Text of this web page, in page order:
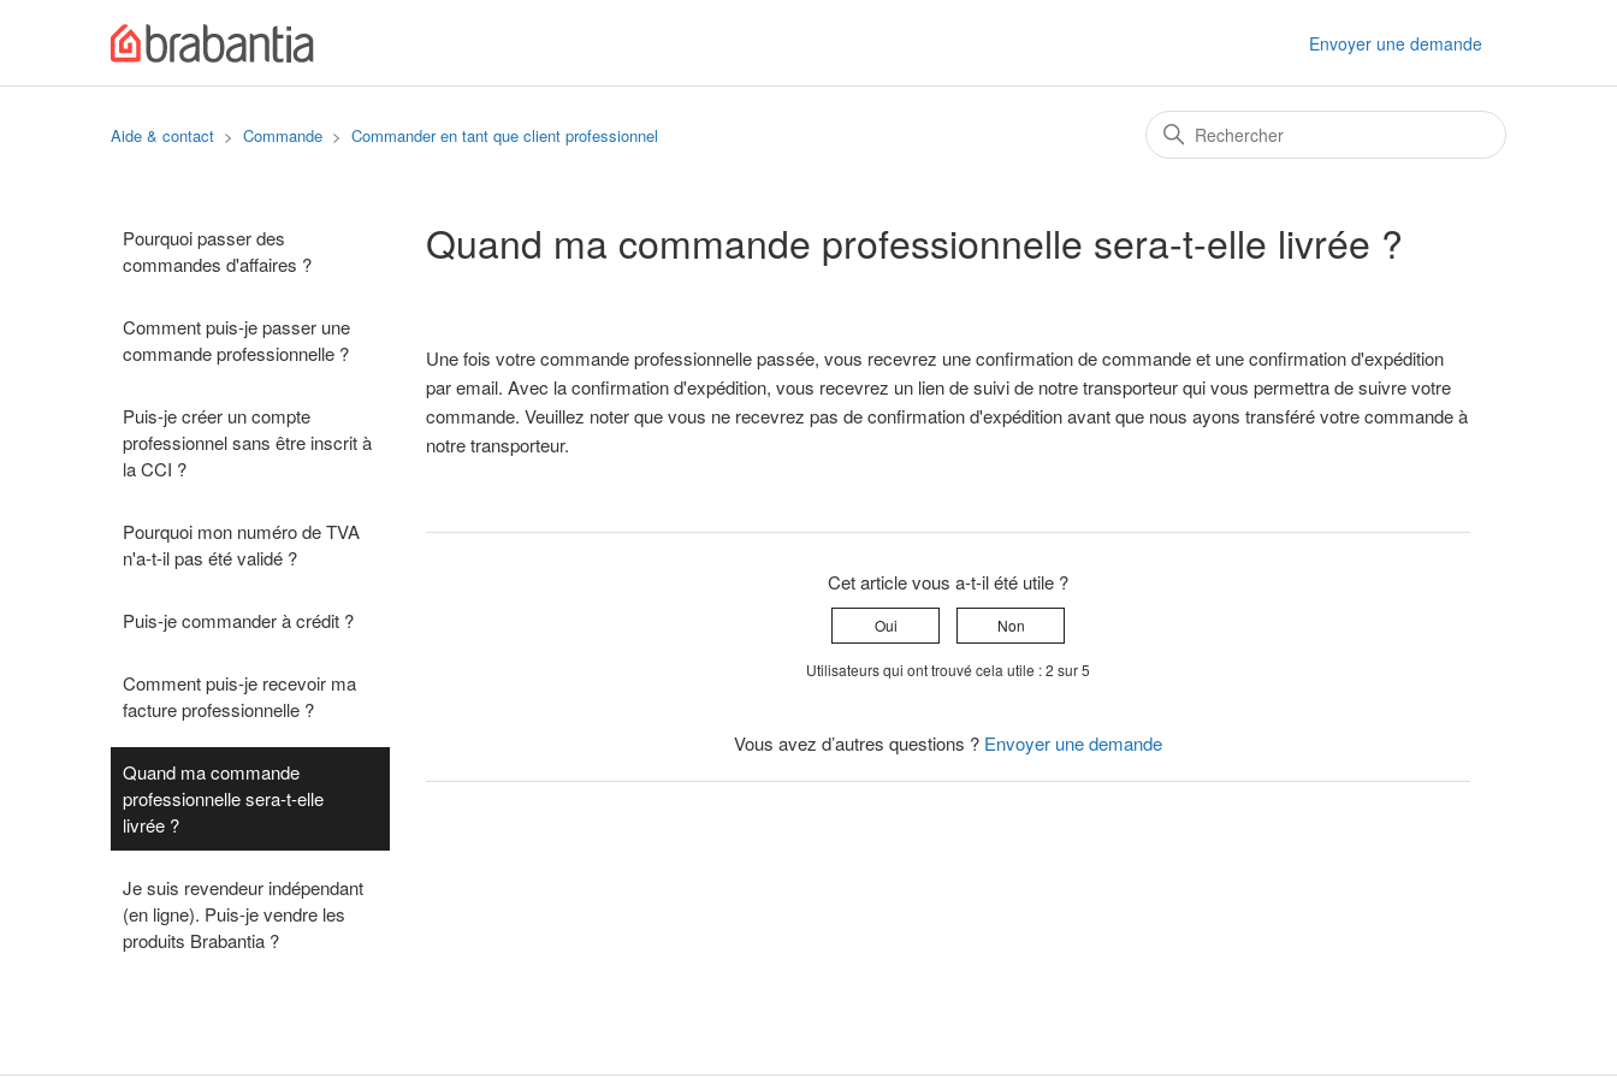
Envoyer une demande
Aide & contact Commande Commander en tant que client professionnel
Pourquoi passer des
commandes d'affaires ?
Comment puis-je passer une
commande professionnelle ?
Puis-je créer un compte
professionnel sans être inscrit à
la CCI ?
Pourquoi mon numéro de TVA
n'a-t-il pas été validé ?
Puis-je commander à crédit ?
Comment puis-je recevoir ma
facture professionnelle ?
Quand ma commande
professionnelle sera-t-elle
livrée ?
Je suis revendeur indépendant
(en ligne). Puis-je vendre les
produits Brabantia ?
Quand ma commande professionnelle sera-t-elle livrée ?
Une fois votre commande professionnelle passée, vous recevrez une confirmation de commande et une confirmation d'expédition
par email. Avec la confirmation d'expédition, vous recevrez un lien de suivi de notre transporteur qui vous permettra de suivre votre
commande. Veuillez noter que vous ne recevrez pas de confirmation d'expédition avant que nous ayons transféré votre commande à
notre transporteur.
Cet article vous a-t-il été utile ?
Oui Non
Utilisateurs qui ont trouvé cela utile : 2 sur 5
Vous avez d’autres questions ? Envoyer une demande